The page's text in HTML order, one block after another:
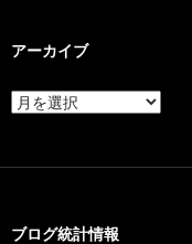
アーカイブ
ア
ー
ブログ統計情報